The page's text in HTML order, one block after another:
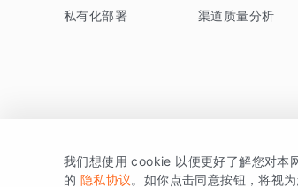
私有化部署
渠道质量分析
版权所有 © 北京易数科技有限公司SDK
我们想使用 cookie 以便更好了解您对本
的 隐私协议。如你点击同意按钮，将视